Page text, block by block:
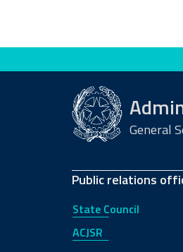
Evaluate this site
General
Public relations
State Council
ACJSR